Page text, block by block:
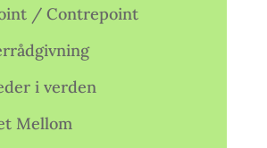
/ Contrepoint
i verden
Mellom